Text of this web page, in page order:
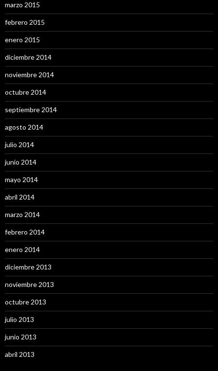
marzo 2015
febrero 2015
enero 2015
diciembre 2014
noviembre 2014
octubre 2014
septiembre 2014
agosto 2014
julio 2014
junio 2014
mayo 2014
abril 2014
marzo 2014
febrero 2014
enero 2014
diciembre 2013
noviembre 2013
octubre 2013
julio 2013
junio 2013
abril 2013